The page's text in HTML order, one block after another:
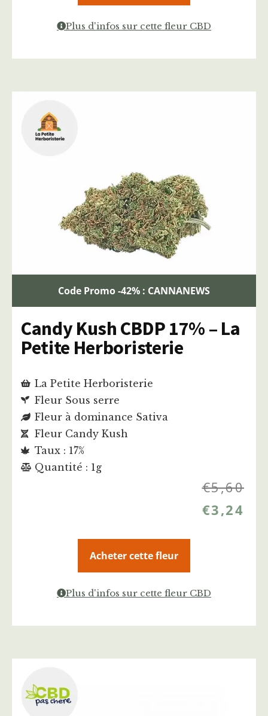
Plus d'infos sur cette fleur CBD
Code Promo -42% : CANNANEWS
Candy Kush CBDP 17% – La
Petite Herboristerie
La Petite Herboristerie
Fleur Sous serre
Fleur à dominance Sativa
Fleur Candy Kush
Taux : 17%
Quantité : 1g
€5,60
€3,24
Acheter cette fleur
Plus d'infos sur cette fleur CBD